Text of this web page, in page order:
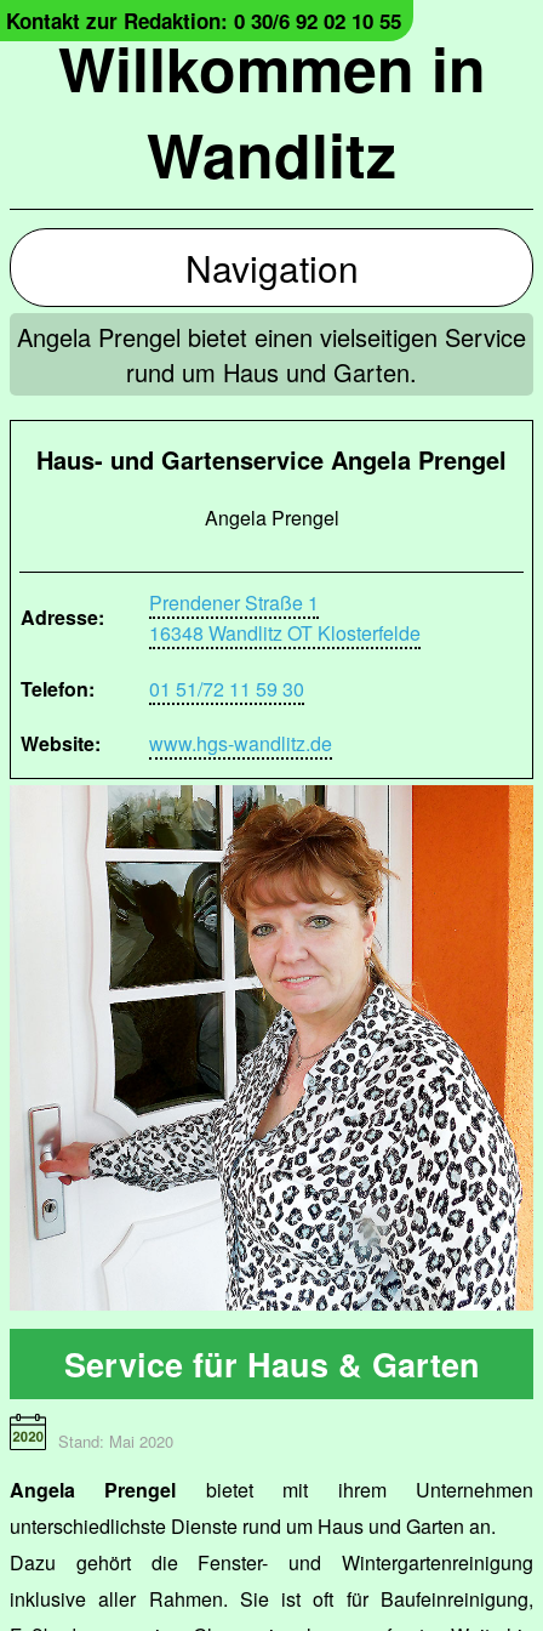
Willkommen in
Wandlitz
Kontakt zur Redaktion: 0 30/6 92 02 10 55
Navigation
Angela Prengel bietet einen vielseitigen Service
rund um Haus und Garten.
Haus- und Gartenservice Angela Prengel
Angela Prengel
Adresse:
Prendener Straße 1
16348 Wandlitz OT Klosterfelde
Telefon:
01 51/72 11 59 30
Website:
www.hgs-wandlitz.de
Service für Haus & Garten
Stand: Mai 2020
Angela Prengel bietet mit ihrem Unternehmen
unterschiedlichste Dienste rund um Haus und Garten an.
Dazu gehört die Fenster- und Wintergartenreinigung
inklusive aller Rahmen. Sie ist oft für Baufeinreinigung,